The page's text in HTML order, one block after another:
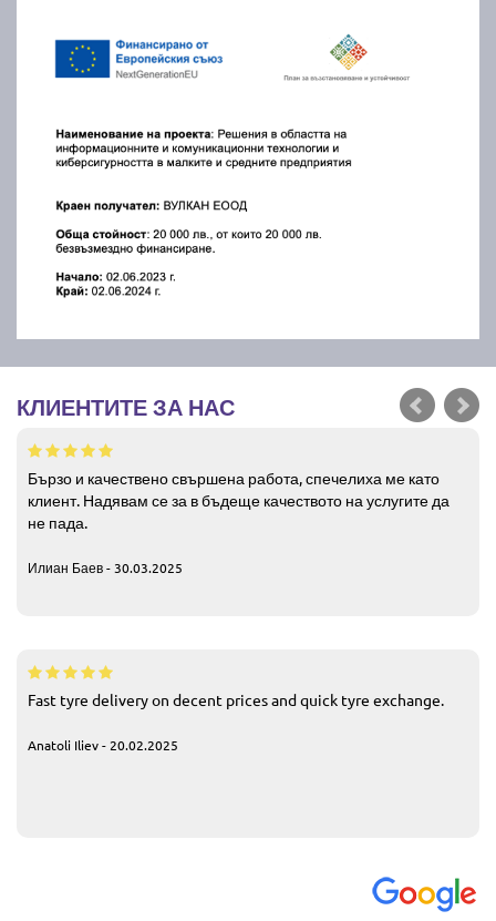
КЛИЕНТИТЕ ЗА НАС
Бързо и качествено свършена работа, спечелиха ме като
клиент. Надявам се за в бъдеще качеството на услугите да
не пада.
Илиан Баев - 30.03.2025
Fast tyre delivery on decent prices and quick tyre exchange.
Anatoli Iliev - 20.02.2025